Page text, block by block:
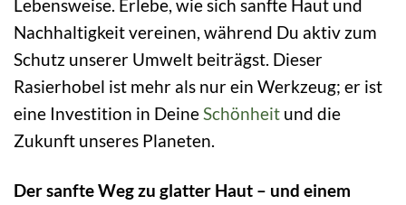
Lebensweise. Erlebe, wie sich sanfte Haut und
Nachhaltigkeit vereinen, während Du aktiv zum
Schutz unserer Umwelt beiträgst. Dieser
Rasierhobel ist mehr als nur ein Werkzeug; er ist
eine Investition in DeineSchönheit und die
Zukunft unseres Planeten.
Der sanfte Weg zu glatter Haut – und einem